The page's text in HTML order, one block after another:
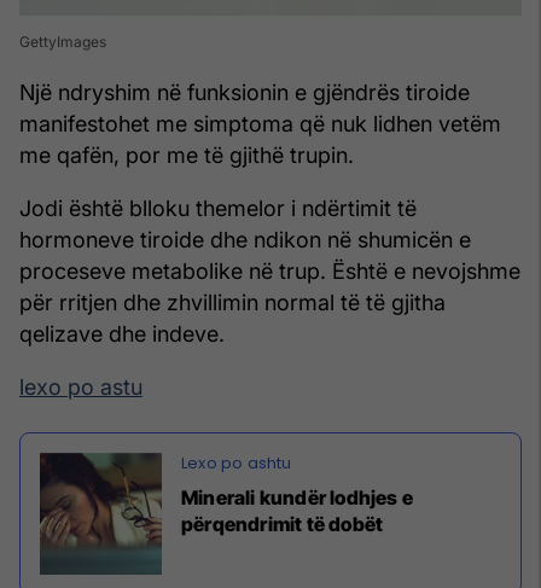
GettyImages
Një ndryshim në funksionin e gjëndrës tiroide
manifestohet me simptoma që nuk lidhen vetëm
me qafën, por me të gjithë trupin.
Jodi është blloku themelor i ndërtimit të
hormoneve tiroide dhe ndikon në shumicën e
proceseve metabolike në trup. Është e nevojshme
për rritjen dhe zhvillimin normal të të gjitha
qelizave dhe indeve.
lexo po astu
Minerali kundër lodhjes e
përqendrimit të dobët